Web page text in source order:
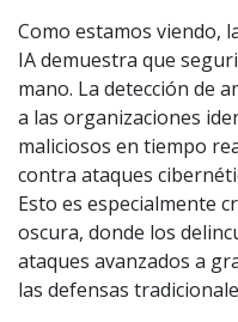
Como estamos viendo,
IA demuestra que
mano. La detección de
a las organizaciones
maliciosos en tiempo
contra ataques
Esto es especialmente
oscura, donde los
ataques avanzados a
las defensas